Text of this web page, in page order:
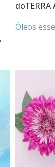
,
doTERRA
Óleos